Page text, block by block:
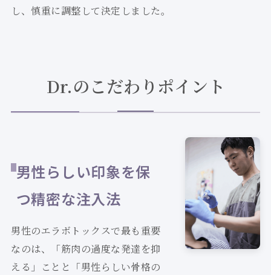
し、慎重に調整して決定しました。
Dr.のこだわりポイント
男性らしい印象を保
つ精密な注入法
男性のエラボトックスで最も重要
なのは、「筋肉の過度な発達を抑
える」ことと「男性らしい骨格の